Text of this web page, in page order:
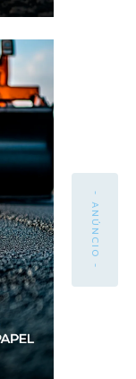
- ANÚNCIO -